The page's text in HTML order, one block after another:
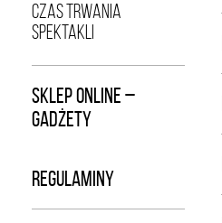
CZAS TRWANIA
SPEKTAKLI
SKLEP ONLINE –
GADŻETY
REGULAMINY